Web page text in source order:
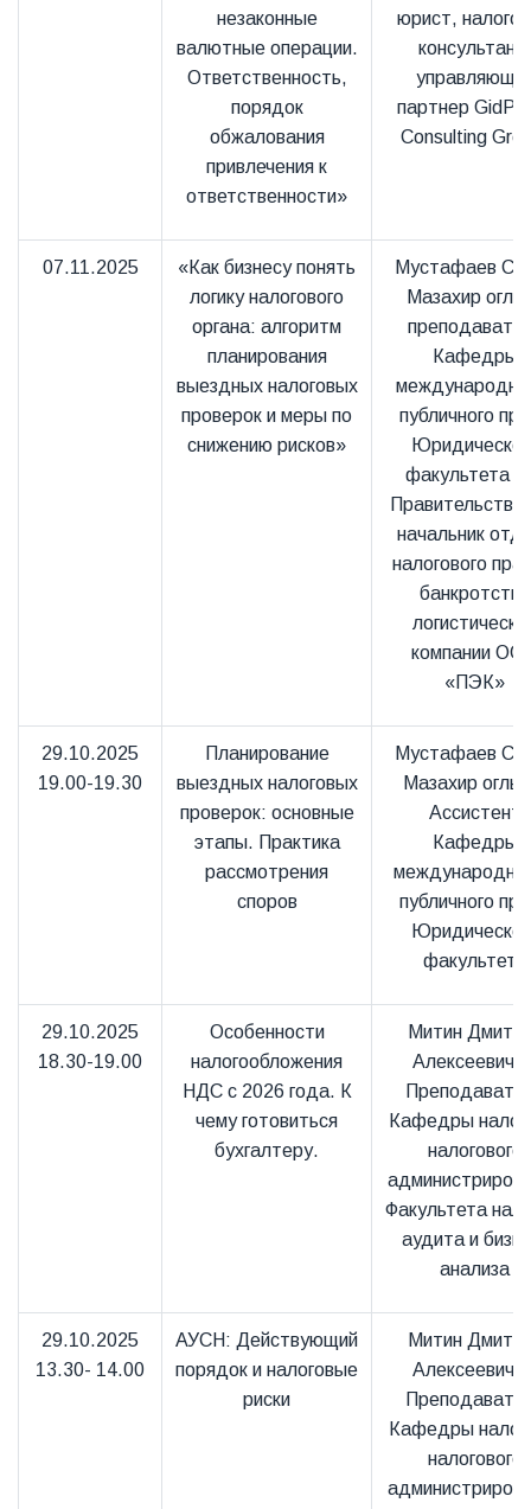
незаконные
валютные операции.
Ответственность,
порядок
обжалования
привлечения к
ответственности»
юрист,
консультант,
партнер
Consulting
07.11.2025
«Как бизнесу понять
логику налогового
органа: алгоритм
планирования
выездных налоговых
проверок и меры по
снижению рисков»
Мустафаев
Мазахир оглы
Кафедры
публичного
факультета
начальник
налогового
банкротства
компании
«ПЭК»
29.10.2025
19.00-19.30
Планирование
выездных налоговых
проверок: основные
этапы. Практика
рассмотрения
споров
Мустафаев
Мазахир
Ассистент
Кафедры
публичного
факультета
29.10.2025
18.30-19.00
Особенности
налогообложения
НДС с 2026 года. К
чему готовиться
бухгалтеру.
Митин
Алексеевич
Кафедры
налогового
Факультета
аудита и
анализа
29.10.2025
13.30- 14.00
АУСН: Действующий
порядок и налоговые
риски
Митин
Алексеевич
Кафедры
налогового